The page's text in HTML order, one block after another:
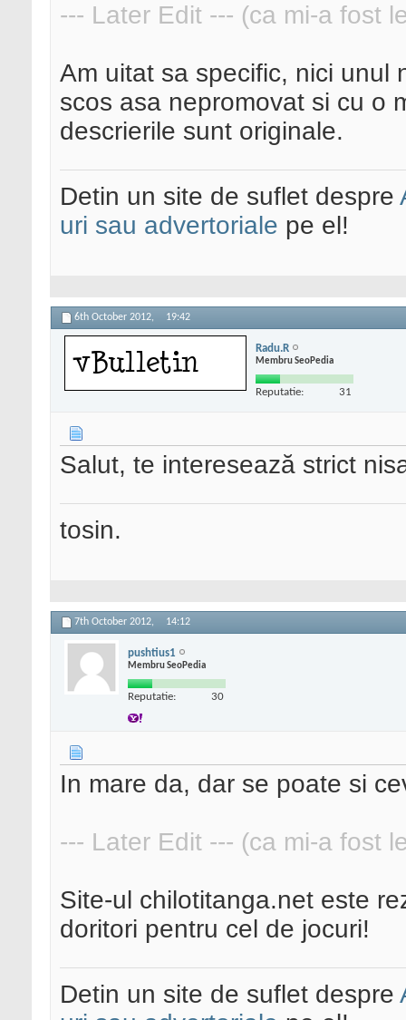
--- Later Edit --- (ca mi-a fost
Am uitat sa specific, nici unul
scos asa nepromovat si cu o
descrierile sunt originale.
Detin un site de suflet despre
uri sau advertoriale pe el!
6th October 2012, 19:42
Radu.R
Membru SeoPedia
Reputatie: 31
Salut, te interesează strict
tosin.
7th October 2012, 14:12
pushtius1
Membru SeoPedia
Reputatie: 30
In mare da, dar se poate si
--- Later Edit --- (ca mi-a fost
Site-ul chilotitanga.net este
doritori pentru cel de jocuri!
Detin un site de suflet despre